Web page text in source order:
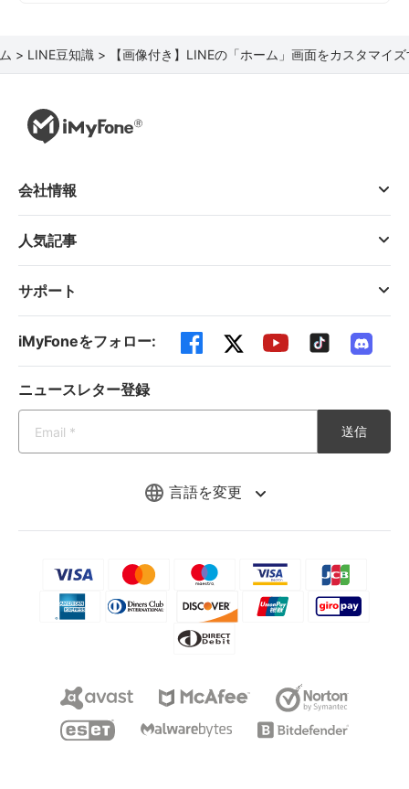
> LINE豆知識 > 【画像付き】LINEの「ホーム」画面をカスタマイ
言語を変更
会社情報
人気記事
サポート
iMyFoneをフォロー:
ニュースレター登録
送信